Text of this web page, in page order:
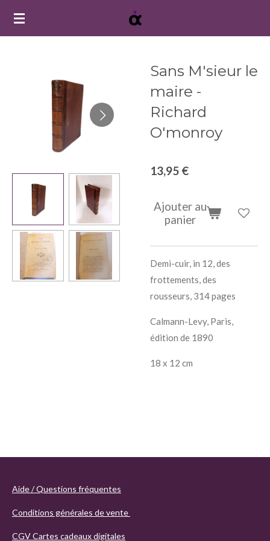
Passer
Sans M'sieur le
maire -
Richard
O'monroy
13,95 €
Ajouter au
panier
Demi-cuir, in 12, des
frottements, des
rousseurs, 314 pages
Calmann-Levy, Paris,
édition de 1890
18 x 12 cm
Aide / Questions fréquentes
Conditions générales de vente
CGV Cartes cadeaux digitales